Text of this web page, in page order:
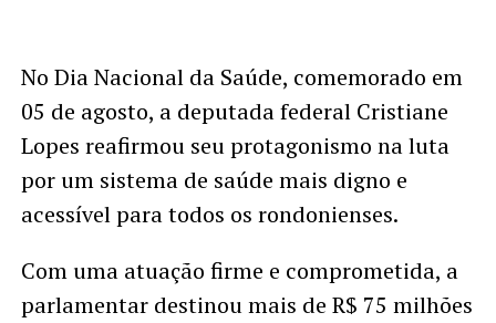
No Dia Nacional da Saúde, comemorado em
05 de agosto, a deputada federal Cristiane
Lopes reafirmou seu protagonismo na luta
por um sistema de saúde mais digno e
acessível para todos os rondonienses.
Com uma atuação firme e comprometida, a
parlamentar destinou mais de R$ 75 milhões